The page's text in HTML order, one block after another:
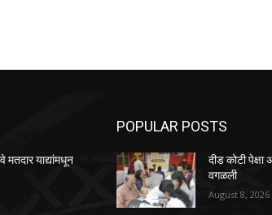
मतदार याद्यांमधून
POPULAR POSTS
दीड कोटी पेक्षा
वगळली
August 8, 2026